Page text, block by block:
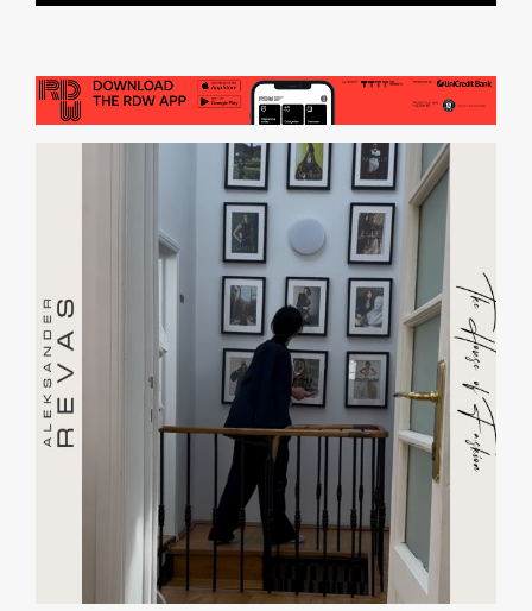
RDW Design GO! | Exhibition
RDW Design GO! | Live Act
RDW Design GO! | Fair
RDW Design GO! | Party
RDW Design GO! | Product Launch
RDW Design GO! | Talk
RDW Design GO! | Workshop
RDW Design GO! | Guided Tour & Open Doors